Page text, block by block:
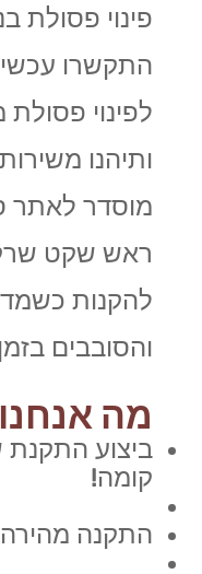
פינוי פסולת
התקשרו
לפינוי
ותיהנו
מוסדר לאתר
ראש שקט שרק
להקנות
והסובבים
מה
ביצוע התקנת
קומה!
התקנה מהירה